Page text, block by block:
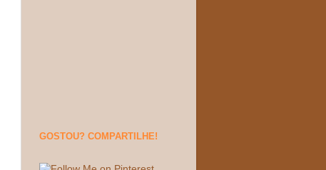
GOSTOU? COMPARTILHE!